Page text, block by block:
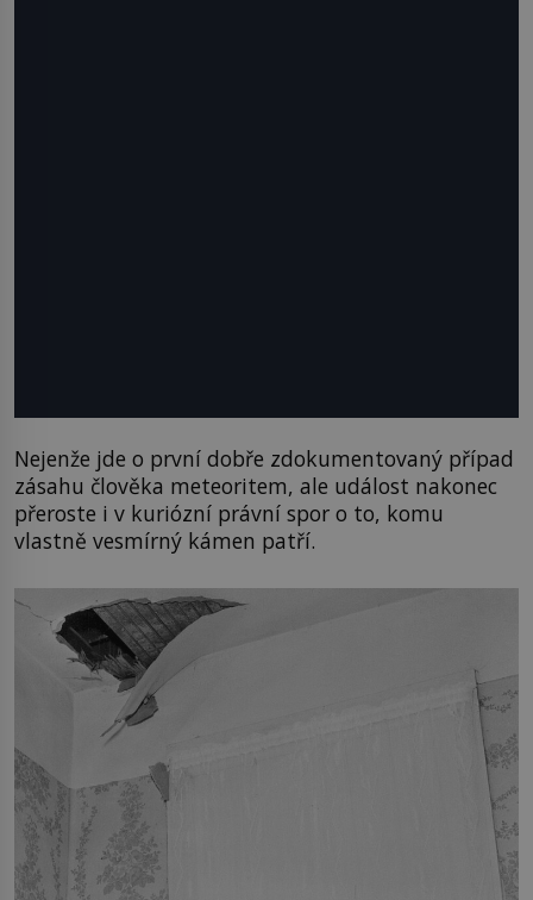
Nejenže jde o první dobře zdokumentovaný případ
zásahu člověka meteoritem, ale událost nakonec
přeroste i v kuriózní právní spor o to, komu
vlastně vesmírný kámen patří.